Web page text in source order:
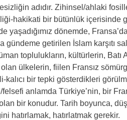
adıdır. Zihinsel/ahlaki
hakikati bir bütünlük içerisinde
yaşadığımız dönemde,
gündeme getirilen İslam karşıtı
toplulukların, kültürlerin, Batı
ülkelerin, fiilen Fransız
bir tepki gösterdikleri
anlamda Türkiye’nin, bir
bir konudur. Tarih boyunca,
hatırlamak, hatırlatmak gerekir.